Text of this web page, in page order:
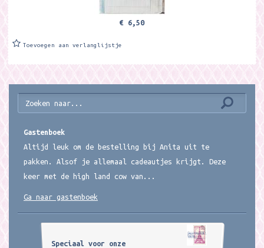
€ 6,50
Toevoegen aan verlanglijstje
Gastenboek
Altijd leuk om de bestelling bij Anita uit te
pakken. Alsof je allemaal cadeautjes krijgt. Deze
keer met de high land cow van...
Ga naar gastenboek
Speciaal voor onze